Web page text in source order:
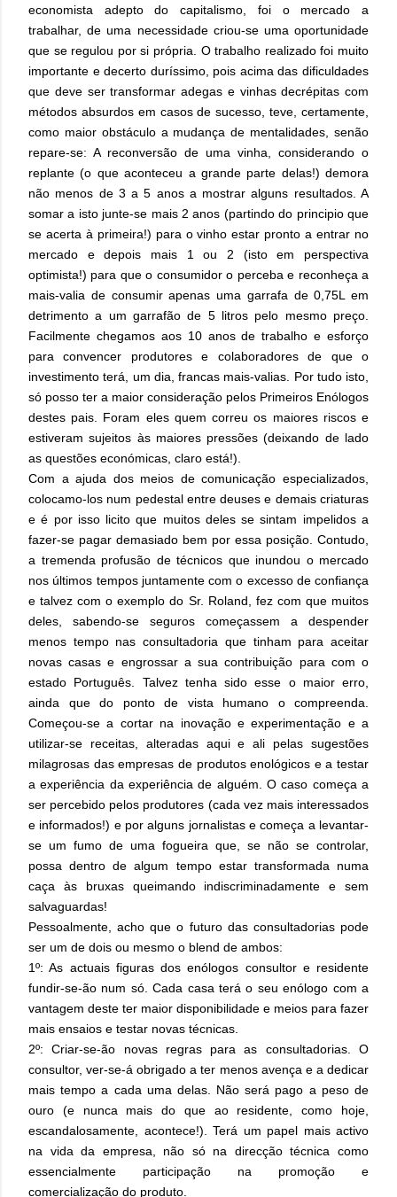
economista adepto do capitalismo, foi o mercado a
trabalhar, de uma necessidade criou-se uma oportunidade
que se regulou por si própria. O trabalho realizado foi muito
importante e decerto duríssimo, pois acima das dificuldades
que deve ser transformar adegas e vinhas decrépitas com
métodos absurdos em casos de sucesso, teve, certamente,
como maior obstáculo a mudança de mentalidades, senão
repare-se: A reconversão de uma vinha, considerando o
replante (o que aconteceu a grande parte delas!) demora
não menos de 3 a 5 anos a mostrar alguns resultados. A
somar a isto junte-se mais 2 anos (partindo do principio que
se acerta à primeira!) para o vinho estar pronto a entrar no
mercado e depois mais 1 ou 2 (isto em perspectiva
optimista!) para que o consumidor o perceba e reconheça a
mais-valia de consumir apenas uma garrafa de 0,75L em
detrimento a um garrafão de 5 litros pelo mesmo preço.
Facilmente chegamos aos 10 anos de trabalho e esforço
para convencer produtores e colaboradores de que o
investimento terá, um dia, francas mais-valias. Por tudo isto,
só posso ter a maior consideração pelos Primeiros Enólogos
destes pais. Foram eles quem correu os maiores riscos e
estiveram sujeitos às maiores pressões (deixando de lado
as questões económicas, claro está!).
Com a ajuda dos meios de comunicação especializados,
colocamo-los num pedestal entre deuses e demais criaturas
e é por isso licito que muitos deles se sintam impelidos a
fazer-se pagar demasiado bem por essa posição. Contudo,
a tremenda profusão de técnicos que inundou o mercado
nos últimos tempos juntamente com o excesso de confiança
e talvez com o exemplo do Sr. Roland, fez com que muitos
deles, sabendo-se seguros começassem a despender
menos tempo nas consultadoria que tinham para aceitar
novas casas e engrossar a sua contribuição para com o
estado Português. Talvez tenha sido esse o maior erro,
ainda que do ponto de vista humano o compreenda.
Começou-se a cortar na inovação e experimentação e a
utilizar-se receitas, alteradas aqui e ali pelas sugestões
milagrosas das empresas de produtos enológicos e a testar
a experiência da experiência de alguém. O caso começa a
ser percebido pelos produtores (cada vez mais interessados
e informados!) e por alguns jornalistas e começa a levantar-
se um fumo de uma fogueira que, se não se controlar,
possa dentro de algum tempo estar transformada numa
caça às bruxas queimando indiscriminadamente e sem
salvaguardas!
Pessoalmente, acho que o futuro das consultadorias pode
ser um de dois ou mesmo o blend de ambos:
1º: As actuais figuras dos enólogos consultor e residente
fundir-se-ão num só. Cada casa terá o seu enólogo com a
vantagem deste ter maior disponibilidade e meios para fazer
mais ensaios e testar novas técnicas.
2º: Criar-se-ão novas regras para as consultadorias. O
consultor, ver-se-á obrigado a ter menos avença e a dedicar
mais tempo a cada uma delas. Não será pago a peso de
ouro (e nunca mais do que ao residente, como hoje,
escandalosamente, acontece!). Terá um papel mais activo
na vida da empresa, não só na direcção técnica como
essencialmente participação na promoção e
comercialização do produto.